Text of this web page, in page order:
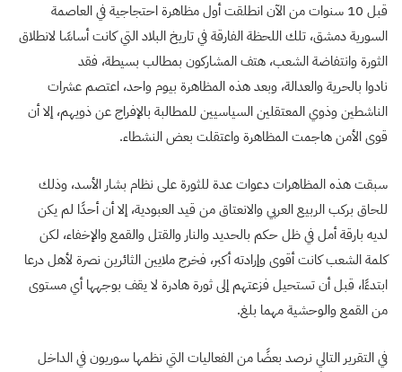
قبل 10 سنوات من الآن انطلقت أول مظاهرة احتجاجية في العاصمة
السورية دمشق، تلك اللحظة الفارقة في تاريخ البلاد التي كانت أساسًا لانطلاق
الثورة وانتفاضة الشعب، هتف المشاركون بمطالب بسيطة، فقد
نادوا بالحرية والعدالة، وبعد هذه المظاهرة بيوم واحد، اعتصم عشرات
الناشطين وذوي المعتقلين السياسيين للمطالبة بالإفراج عن ذويهم، إلا أن
قوى الأمن هاجمت المظاهرة واعتقلت بعض النشطاء.
سبقت هذه المظاهرات دعوات عدة للثورة على نظام بشار الأسد، وذلك
للحاق بركب الربيع العربي والانعتاق من قيد العبودية، إلا أن أحدًا لم يكن
لديه بارقة أمل في ظل حكم بالحديد والنار والقتل والقمع والإخفاء، لكن
كلمة الشعب كانت أقوى وإرادته أكبر، فخرج ملايين الثائرين نصرة لأهل درعا
ابتدءًا، قبل أن تستحيل فزعتهم إلى ثورة هادرة لا يقف بوجهها أي مستوى
من القمع والوحشية مهما بلغ.
في التقرير التالي نرصد بعضًا من الفعاليات التي نظمها سوريون في الداخل